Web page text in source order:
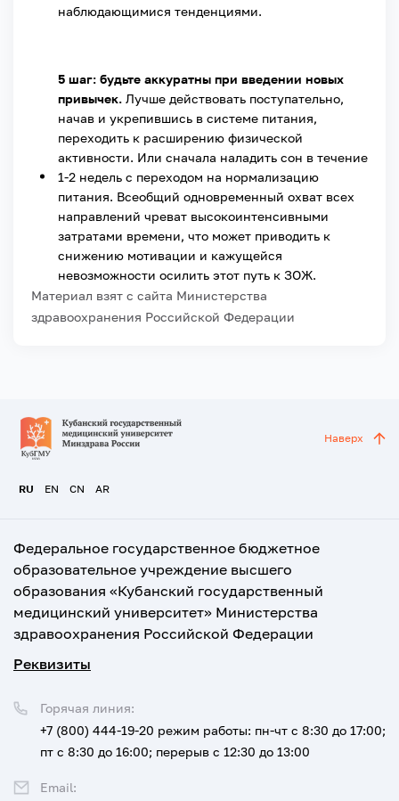
наблюдающимися тенденциями.
5 шаг: будьте аккуратны при введении новых
привычек. Лучше действовать поступательно,
начав и укрепившись в системе питания,
переходить к расширению физической
активности. Или сначала наладить сон в течение
1-2 недель с переходом на нормализацию
питания. Всеобщий одновременный охват всех
направлений чреват высокоинтенсивными
затратами времени, что может приводить к
снижению мотивации и кажущейся
невозможности осилить этот путь к ЗОЖ.
Материал взят с сайта Министерства
здравоохранения Российской Федерации
RU EN CN AR
Наверх
Федеральное государственное бюджетное
образовательное учреждение высшего
образования «Кубанский государственный
медицинский университет» Министерства
здравоохранения Российской Федерации
Реквизиты
Горячая линия:
+7 (800) 444-19-20 режим работы: пн-чт с 8:30 до 17:00;
пт с 8:30 до 16:00; перерыв с 12:30 до 13:00
Email: